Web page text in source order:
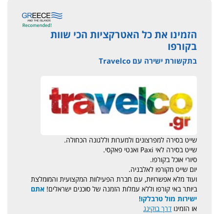
הזמינו את כל האטרקציות הכי שוות
בקורפו
בתקשורת ישירה עם Travelco
שייט בסירה למפרצונים ולמערות וללגונה הכחולה.
שייט בסירה לאי Paxi ואנטי פאקסי.
סיורי אוכל בקורפו.
יום שייט מקורפו לאלבניה.
ועוד מלא אפשרויות, עם חברת הפעילוות המקצועית והמומלצת
ביותר באי קורפו וללא עמלות הזמנה של סוכנים ישראלים! אתם
ישירות מול טרבלקו!
או הזמינו דרך בוקינג